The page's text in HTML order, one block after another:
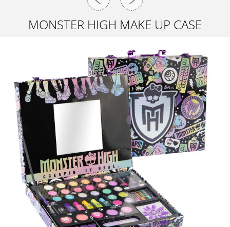
MONSTER HIGH MAKE UP CASE